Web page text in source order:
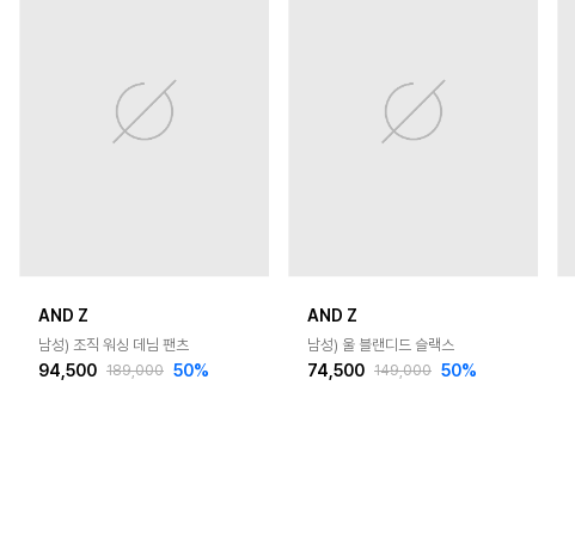
AND Z
남성) 조직 워싱 데님 팬츠
94,500 189,000 50%
AND Z
남성) 울 블랜디드 슬랙스
74,500 149,000 50%